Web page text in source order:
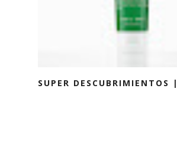
SUPER DESCUBRIMIENTOS